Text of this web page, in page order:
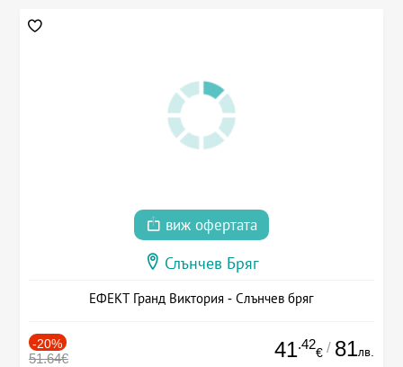
виж офертата
Слънчев Бряг
ЕФЕКТ Гранд Виктория - Слънчев бряг
-20%
51.64€ 41.42
€ / 81лв.